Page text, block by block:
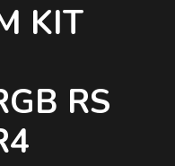
KIT
RS